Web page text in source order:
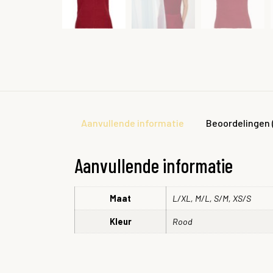
Aanvullende informatie Beoordelingen
Aanvullende informatie
Maat L/XL, M/L, S/M, XS/S
Kleur Rood